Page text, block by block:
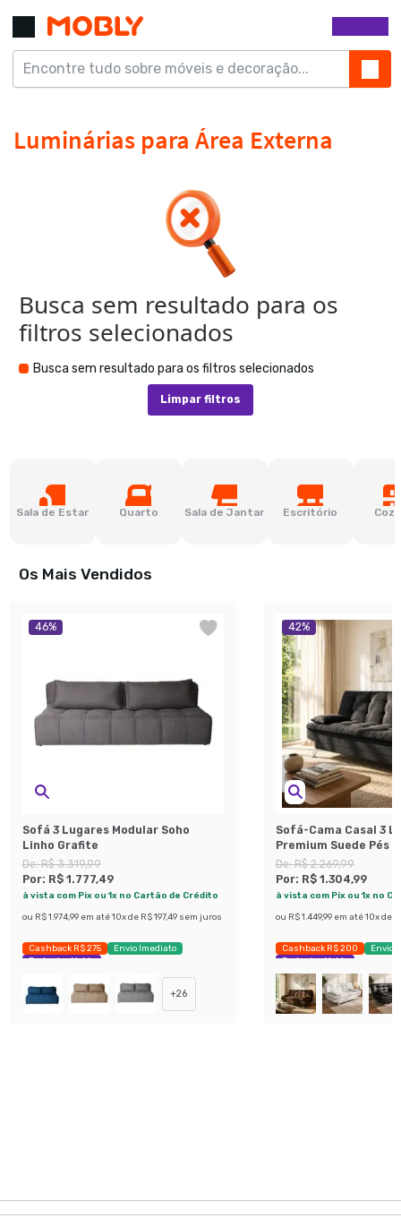
Busca sem resultado para os
filtros selecionados
Busca sem resultado para os filtros selecionados
Limpar filtros
Sala de Estar Quarto Sala de Jantar Escritório
Os Mais Vendidos
46%
Sofá 3 Lugares Modular Soho
Linho Grafite
De:R$ 3.319,99
Por: R$ 1.777,49
à vista com Pix ou 1x no Cartão de Crédito
ou R$ 1.974,99 em até 10x de R$ 197,49 sem juros
Cashback R$ 275
Envio Imediato
Exclusivo Mobly
+26
42%
Sofá-Cama Casal 3
Premium Suede Pés
Preto
De:R$ 2.269,99
Por: R$ 1.304,99
à vista com Pix ou 1x no
ou R$ 1.449,99 em até 10x de
Cashback R$ 200
Envio
Exclusivo Mobly